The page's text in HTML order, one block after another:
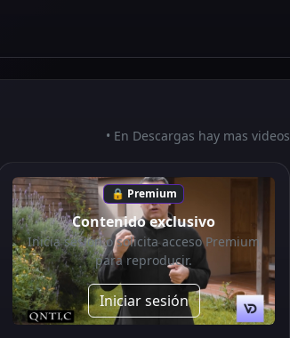
• En Descargas hay mas videos
🔒 Premium
Contenido exclusivo
Inicia sesión o solicita acceso Premium
para reproducir.
Iniciar sesión